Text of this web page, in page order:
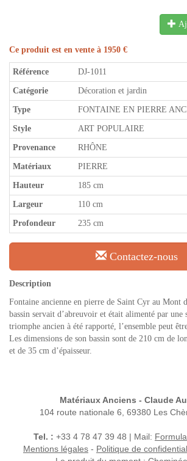
Ce produit est en vente à 1950 €
Référence DJ-1011
Catégorie Décoration et jardin
Type FONTAINE EN PIERRE
Style ART POPULAIRE
Provenance RHÔNE
Matériaux PIERRE
Hauteur 185 cm
Largeur 110 cm
Profondeur 235 cm
Contactez-nous
Description
Fontaine ancienne en pierre de Saint Cyr au Mont
bassin servait d’abreuvoir et était alimenté par une
triomphe ancien à été rapporté, l’ensemble peut
Les dimensions de son bassin sont de 210 cm de
et de 35 cm d’épaisseur.
Matériaux Anciens - Claude
104 route nationale 6, 69380 Les
Tel. : +33 4 78 47 39 48 | Mail:
Mentions légales - Politique de